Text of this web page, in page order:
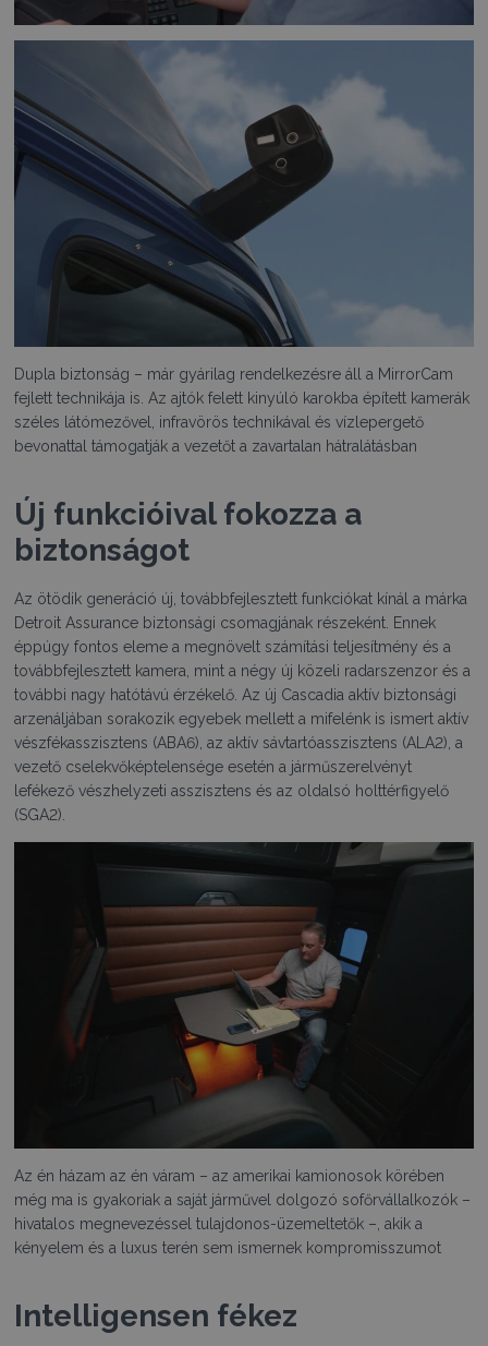
Dupla biztonság – már gyárilag rendelkezésre áll a MirrorCam
fejlett technikája is. Az ajtók felett kinyúló karokba épített kamerák
széles látómezővel, infravörös technikával és vízlepergető
bevonattal támogatják a vezetőt a zavartalan hátralátásban
Új funkcióival fokozza a
biztonságot
Az ötödik generáció új, továbbfejlesztett funkciókat kínál a márka
Detroit Assurance biztonsági csomagjának részeként. Ennek
éppúgy fontos eleme a megnövelt számítási teljesítmény és a
továbbfejlesztett kamera, mint a négy új közeli radarszenzor és a
további nagy hatótávú érzékelő. Az új Cascadia aktív biztonsági
arzenáljában sorakozik egyebek mellett a mifelénk is ismert aktív
vészfékasszisztens (ABA6), az aktív sávtartóasszisztens (ALA2), a
vezető cselekvőképtelensége esetén a járműszerelvényt
lefékező vészhelyzeti asszisztens és az oldalsó holttérfigyelő
(SGA2).
Az én házam az én váram – az amerikai kamionosok körében
még ma is gyakoriak a saját járművel dolgozó sofőrvállalkozók –
hivatalos megnevezéssel tulajdonos-üzemeltetők –, akik a
kényelem és a luxus terén sem ismernek kompromisszumot
Intelligensen fékez